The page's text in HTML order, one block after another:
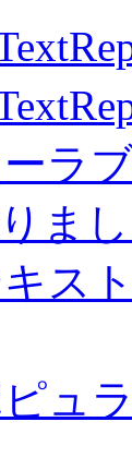
ーラ
ま
キス
ピュ